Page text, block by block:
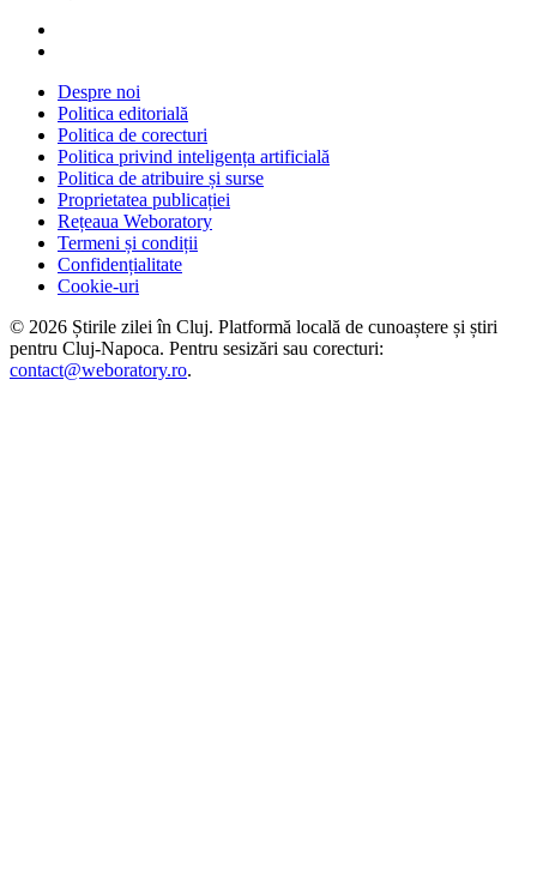
Despre noi
Politica editorială
Politica de corecturi
Politica privind inteligența artificială
Politica de atribuire și surse
Proprietatea publicației
Rețeaua Weboratory
Termeni și condiții
Confidențialitate
Cookie-uri
© 2026 Știrile zilei în Cluj. Platformă locală de cunoaștere și știri
pentru Cluj-Napoca. Pentru sesizări sau corecturi:
contact@weboratory.ro.